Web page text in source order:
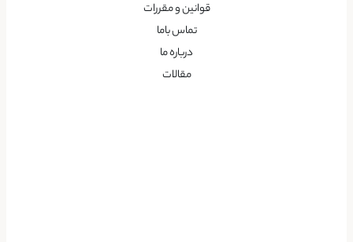
قوانین و مقررات
تماس باما
درباره ما
مقالات